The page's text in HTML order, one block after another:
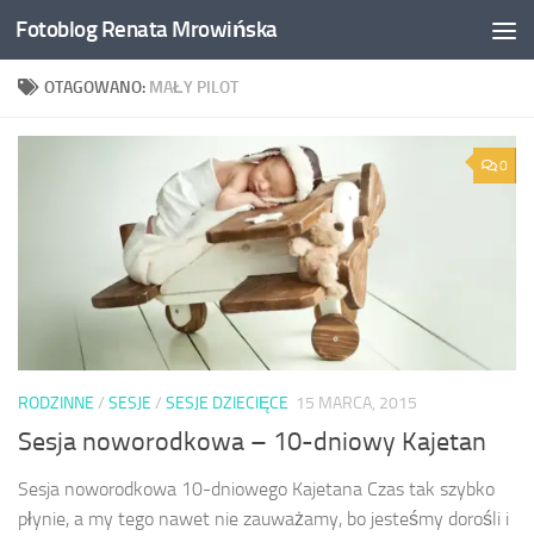
Przeskocz do treści
Fotoblog Renata Mrowińska
OTAGOWANO: MAŁY PILOT
0
RODZINNE / SESJE / SESJE DZIECIĘCE 15 MARCA, 2015
Sesja noworodkowa – 10-dniowy Kajetan
Sesja noworodkowa 10-dniowego Kajetana Czas tak szybko
płynie, a my tego nawet nie zauważamy, bo jesteśmy dorośli i